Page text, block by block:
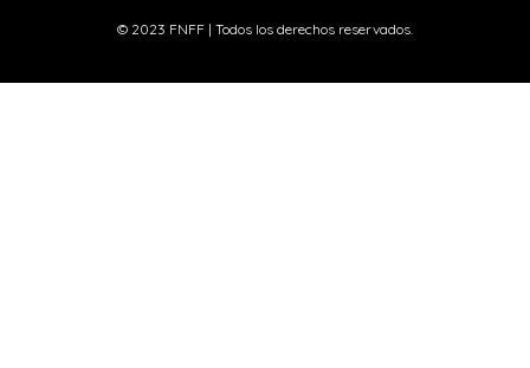
© 2023 FNFF | Todos los derechos reservados.